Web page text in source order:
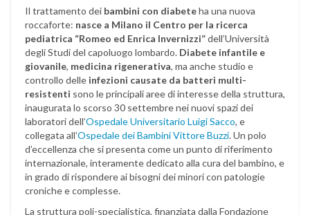
Il trattamento dei bambini con diabeteha una nuova
roccaforte: nasce a Milano il Centro per la ricerca
pediatrica “Romeo ed Enrica Invernizzi”dell’Università
degli Studi del capoluogo lombardo. Diabete infantile e
giovanile, medicina rigenerativa, ma anche studio e
controllo delle infezioni causate da batteri multi-
resistenti sono le principali aree di interesse della struttura,
inaugurata lo scorso 30 settembre nei nuovi spazi dei
laboratori dell’Ospedale Universitario Luigi Sacco, e
collegata all’Ospedale dei Bambini Vittore Buzzi. Un polo
d’eccellenza che si presenta come un punto di riferimento
internazionale, interamente dedicato alla cura del bambino, e
in grado di rispondere ai bisogni dei minori con patologie
croniche e complesse.
La struttura poli-specialistica, finanziata dalla Fondazione